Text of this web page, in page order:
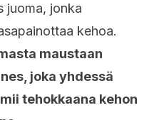
juoma, jonka
kehoa.
maustaan
joka yhdessä
tehokkaana kehon